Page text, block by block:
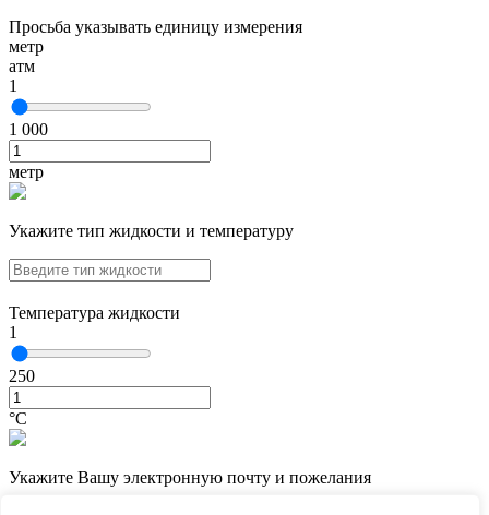
Просьба указывать единицу измерения
метр
атм
1
1 000
метр
Укажите тип жидкости и температуру
Температура жидкости
1
250
°С
Укажите Вашу электронную почту и пожелания